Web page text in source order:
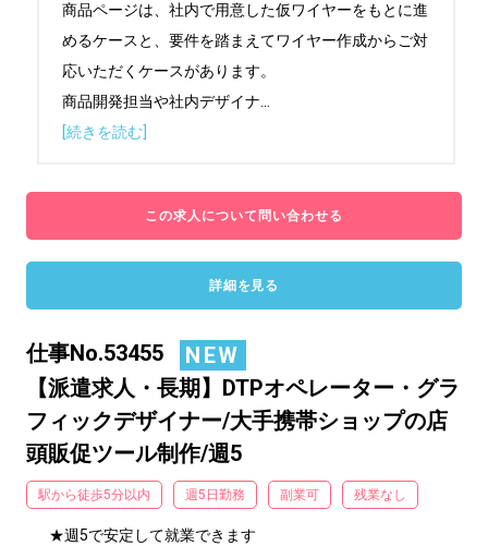
商品ページは、社内で用意した仮ワイヤーをもとに進
めるケースと、要件を踏まえてワイヤー作成からご対
応いただくケースがあります。
商品開発担当や社内デザイナ...
[続きを読む]
この求人について問い合わせる
詳細を見る
仕事No.53455
NEW
【派遣求人・長期】DTPオペレーター・グラ
フィックデザイナー/大手携帯ショップの店
頭販促ツール制作/週5
駅から徒歩5分以内 週5日勤務 副業可 残業なし
★週5で安定して就業できます